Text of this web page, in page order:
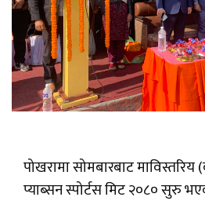
पोखरामा सोमबारबाट माविस्तरिय
प्याब्सन स्पोर्टस मिट २०८० सुरु